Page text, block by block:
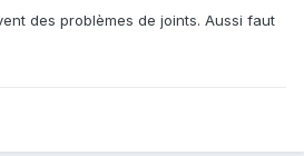
des problèmes de joints. Aussi faut